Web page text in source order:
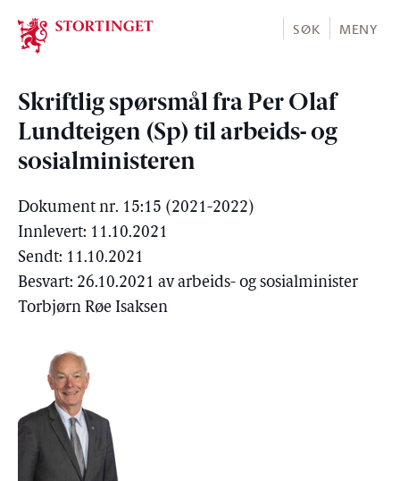
Stortinget.no
SØK MENY
Skriftlig spørsmål fra Per Olaf
Lundteigen (Sp) til arbeids- og
sosialministeren
Dokument nr. 15:15 (2021-2022)
Innlevert: 11.10.2021
Sendt: 11.10.2021
Besvart: 26.10.2021 av arbeids- og sosialminister
Torbjørn Røe Isaksen